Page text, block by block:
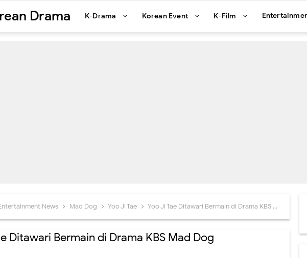
Drama K-Drama Korean Event K-Film
News Mad Dog Yoo Ji Tae Yoo Ji Tae Ditawari Bermain di Drama KBS Mad Dog
Ditawari Bermain di Drama KBS Mad Dog